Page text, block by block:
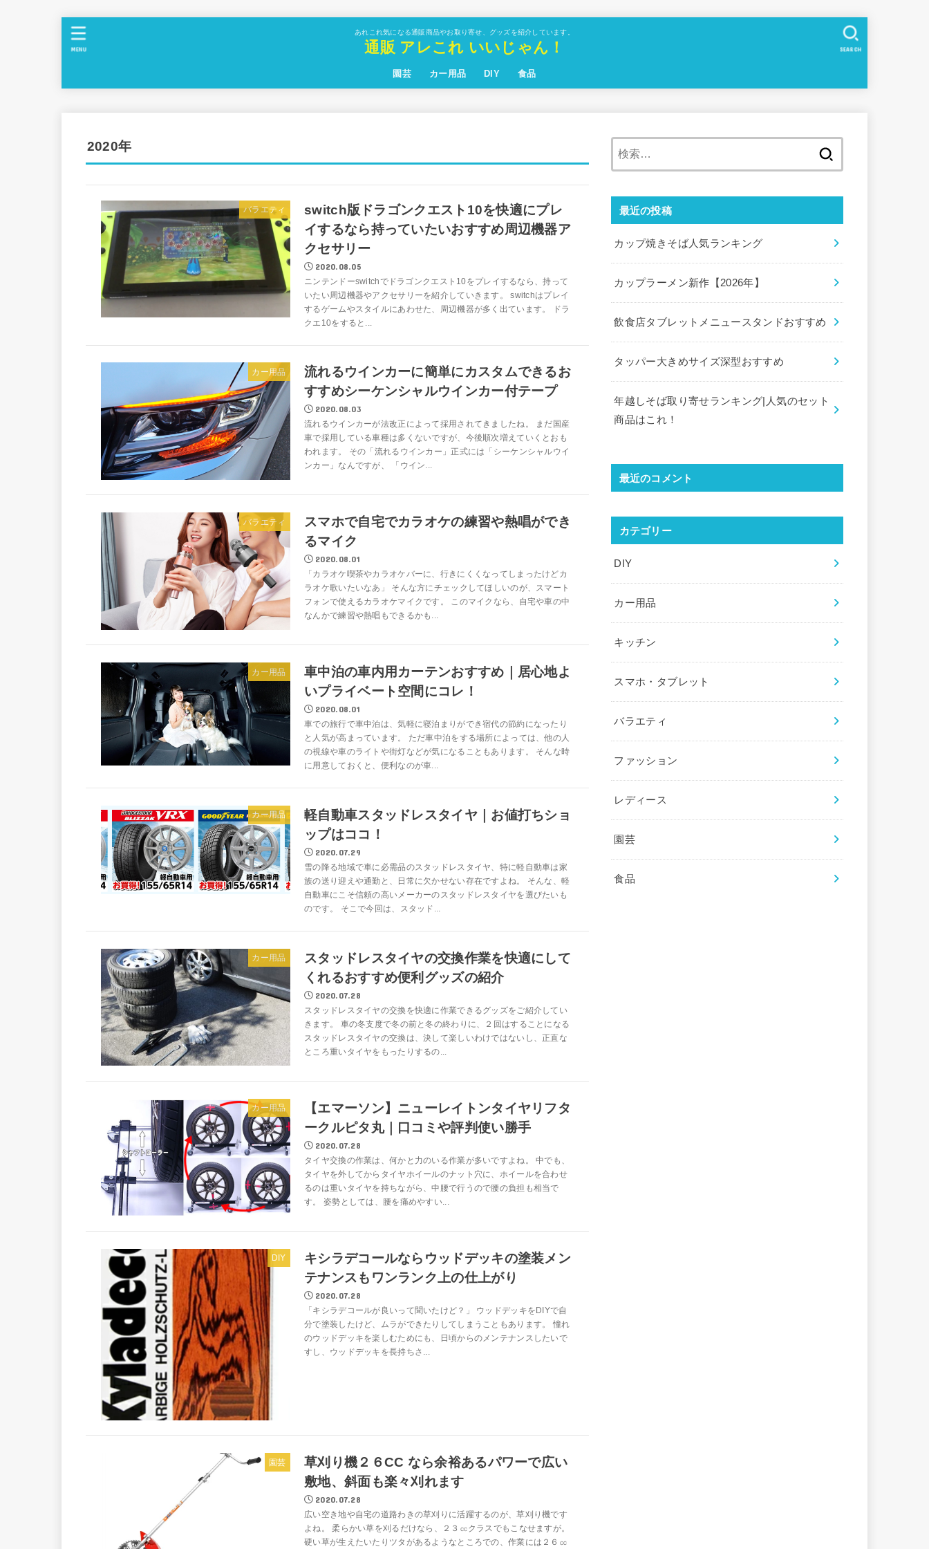
あれこれ気になる通販商品やお取り寄せ、グッズを紹介しています。
通販 アレこれ いいじゃん！
園芸 カー用品 DIY 食品
SEARCH
MENU
2020年
バラエティ
switch版ドラゴンクエスト10を快適にプレ
イするなら持っていたいおすすめ周辺機器ア
クセサリー
2020.08.05
ニンテンドーswitchでドラゴンクエスト10をプレイするなら、持って
いたい周辺機器やアクセサリーを紹介していきます。 switchはプレイ
するゲームやスタイルにあわせた、周辺機器が多く出ています。 ドラ
クエ10をすると...
カー用品
流れるウインカーに簡単にカスタムできるお
すすめシーケンシャルウインカー付テープ
2020.08.03
流れるウインカーが法改正によって採用されてきましたね。 まだ国産
車で採用している車種は多くないですが、今後順次増えていくとおも
われます。 その「流れるウインカー」正式には「シーケンシャルウイ
ンカー」なんですが、 「ウイン...
バラエティ
スマホで自宅でカラオケの練習や熱唱ができ
るマイク
2020.08.01
「カラオケ喫茶やカラオケバーに、行きにくくなってしまったけどカ
ラオケ歌いたいなあ」 そんな方にチェックしてほしいのが、スマート
フォンで使えるカラオケマイクです。 このマイクなら、自宅や車の中
なんかで練習や熱唱もできるかも...
カー用品
車中泊の車内用カーテンおすすめ｜居心地よ
いプライベート空間にコレ！
2020.08.01
車での旅行で車中泊は、気軽に寝泊まりができ宿代の節約になったり
と人気が高まっています。 ただ車中泊をする場所によっては、他の人
の視線や車のライトや街灯などが気になることもあります。 そんな時
に用意しておくと、便利なのが車...
カー用品
軽自動車スタッドレスタイヤ｜お値打ちショ
ップはココ！
2020.07.29
雪の降る地域で車に必需品のスタッドレスタイヤ、特に軽自動車は家
族の送り迎えや通勤と、日常に欠かせない存在ですよね。 そんな、軽
自動車にこそ信頼の高いメーカーのスタッドレスタイヤを選びたいも
のです。 そこで今回は、スタッド...
カー用品
スタッドレスタイヤの交換作業を快適にして
くれるおすすめ便利グッズの紹介
2020.07.28
スタッドレスタイヤの交換を快適に作業できるグッズをご紹介してい
きます。 車の冬支度で冬の前と冬の終わりに、２回はすることになる
スタッドレスタイヤの交換は、決して楽しいわけではないし、正直な
ところ重いタイヤをもったりするの...
カー用品
【エマーソン】ニューレイトンタイヤリフタ
ークルピタ丸｜口コミや評判使い勝手
2020.07.28
タイヤ交換の作業は、何かと力のいる作業が多いですよね。 中でも、
タイヤを外してからタイヤホイールのナット穴に、ホイールを合わせ
るのは重いタイヤを持ちながら、中腰で行うので腰の負担も相当で
す。 姿勢としては、腰を痛めやすい...
DIY
キシラデコールならウッドデッキの塗装メン
テナンスもワンランク上の仕上がり
2020.07.28
「キシラデコールが良いって聞いたけど？」 ウッドデッキをDIYで自
分で塗装したけど、ムラができたりしてしまうこともあります。 憧れ
のウッドデッキを楽しむためにも、日頃からのメンテナンスしたいで
すし、ウッドデッキを長持ちさ...
園芸
草刈り機２６CC なら余裕あるパワーで広い
敷地、斜面も楽々刈れます
2020.07.28
広い空き地や自宅の道路わきの草刈りに活躍するのが、草刈り機です
よね。 柔らかい草を刈るだけなら、２３㏄クラスでもこなせますが。
硬い草が生えたいたりツタがあるようなところでの、作業には２６㏄
最近の投稿
カップ焼きそば人気ランキング
カップラーメン新作【2026年】
飲食店タブレットメニュースタンドおすすめ
タッパー大きめサイズ深型おすすめ
年越しそば取り寄せランキング|人気のセット
商品はこれ！
最近のコメント
カテゴリー
DIY
カー用品
キッチン
スマホ・タブレット
バラエティ
ファッション
レディース
園芸
食品